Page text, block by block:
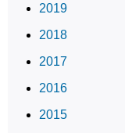
2019
2018
2017
2016
2015